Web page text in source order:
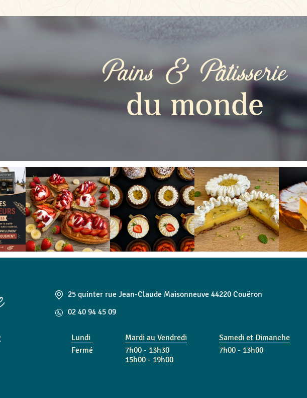
Pains & Pâtisserie
du monde
25 quinter rue Jean-Claude Maisonneuve 44220 Couëron
02 40 94 45 09
Lundi
Fermé
Mardi au Vendredi
7h00 - 13h30
15h00 - 19h00
Samedi et Dimanche
7h00 - 13h00